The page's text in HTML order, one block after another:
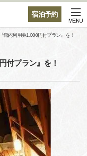
宿泊予約
MENU
館内利用券1,000円付プラン』を！
付プラン』を！